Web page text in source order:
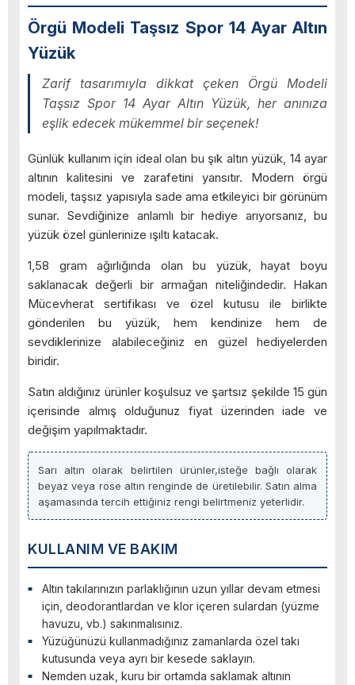
Örgü Modeli Taşsız Spor 14 Ayar Altın
Yüzük
Zarif tasarımıyla dikkat çeken Örgü Modeli
Taşsız Spor 14 Ayar Altın Yüzük, her anınıza
eşlik edecek mükemmel bir seçenek!
Günlük kullanım için ideal olan bu şık altın yüzük, 14 ayar
altının kalitesini ve zarafetini yansıtır. Modern örgü
modeli, taşsız yapısıyla sade ama etkileyici bir görünüm
sunar. Sevdiğinize anlamlı bir hediye arıyorsanız, bu
yüzük özel günlerinize ışıltı katacak.
1,58 gram ağırlığında olan bu yüzük, hayat boyu
saklanacak değerli bir armağan niteliğindedir. Hakan
Mücevherat sertifikası ve özel kutusu ile birlikte
gönderilen bu yüzük, hem kendinize hem de
sevdiklerinize alabileceğiniz en güzel hediyelerden
biridir.
Satın aldığınız ürünler koşulsuz ve şartsız şekilde 15 gün
içerisinde almış olduğunuz fiyat üzerinden iade ve
değişim yapılmaktadır.
Sarı altın olarak belirtilen ürünler,isteğe bağlı olarak
beyaz veya rose altın renginde de üretilebilir. Satın alma
aşamasında tercih ettiğiniz rengi belirtmeniz yeterlidir.
KULLANIM VE BAKIM
Altın takılarınızın parlaklığının uzun yıllar devam etmesi
için, deodorantlardan ve klor içeren sulardan (yüzme
havuzu, vb.) sakınmalısınız.
Yüzüğünüzü kullanmadığınız zamanlarda özel takı
kutusunda veya ayrı bir kesede saklayın.
Nemden uzak, kuru bir ortamda saklamak altının